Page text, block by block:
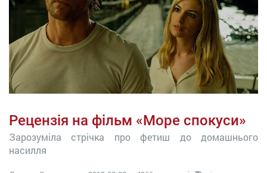
Рецензія на фільм «Море спокуси»
Зарозуміла стрічка про фетиш до домашнього
насилля